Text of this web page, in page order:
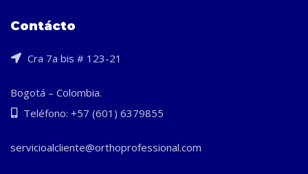
Contácto
Cra 7a bis # 123-21
Bogotá – Colombia.
Teléfono: +57 (601) 6379855
servicioalcliente@orthoprofessional.com